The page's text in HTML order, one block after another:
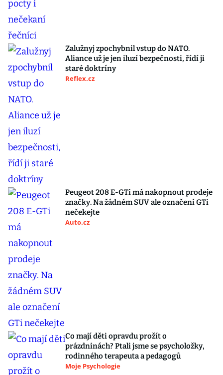
Zalužnyj zpochybnil vstup do NATO.
Aliance už je jen iluzí bezpečnosti, řídí ji
staré doktríny
Reflex.cz
Peugeot 208 E-GTi má nakopnout prodeje
značky. Na žádném SUV ale označení GTi
nečekejte
Auto.cz
Co mají děti opravdu prožít o
prázdninách? Ptali jsme se psycholožky,
rodinného terapeuta a pedagogů
Moje Psychologie